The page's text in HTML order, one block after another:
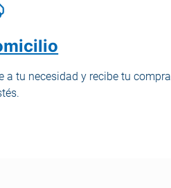
a tu necesidad y recibe tu compra